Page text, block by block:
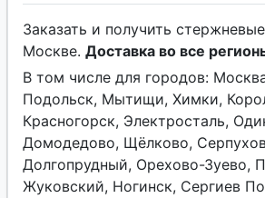
Заказать и получить
Москве. Доставка во все
В том числе для городов:
Подольск, Мытищи, Химки,
Красногорск, Электросталь,
Домодедово, Щёлково,
Долгопрудный, Орехово-Зуево,
Жуковский, Ногинск, Сергиев